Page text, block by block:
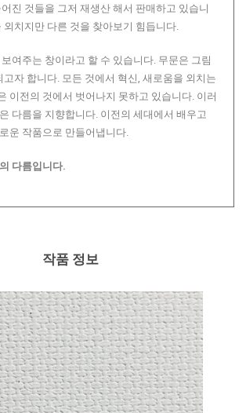
진 것들을 그저 재생산 해서 판매하고 있습니
외치지만 다른 것을 찾아보기 힘듭니다.
여주는 창이라고 할 수 있습니다. 무문은 그림
고자 합니다. 모든 것에서 혁신, 새로움을 외치는
이전의 것에서 벗어나지 못하고 있습니다. 이러
다름을 지향합니다. 이전의 세대에서 배우고
운 작품으로 만들어냅니다.
다름입니다.
작품 정보